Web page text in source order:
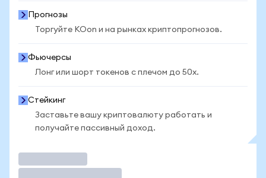
Прогнозы
Торгуйте KOon и на рынках криптопрогнозов.
Фьючерсы
Лонг или шорт токенов с плечом до 50x.
Стейкинг
Заставьте вашу криптовалюту работать и
получайте пассивный доход.